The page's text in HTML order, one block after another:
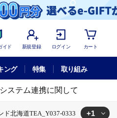
イド 新規登録 ログイン カート
ング 特集 取り組み
ステム連携に関して
ド北海道TEA_Y037-0333 +1